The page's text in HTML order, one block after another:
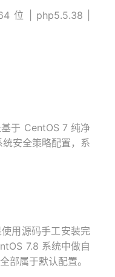
位 | php5.5.38
于 CentOS 7 纯净
安全策略配置，系
用 源码手工安装完
7.8 系统中做自
部属于默认配置。